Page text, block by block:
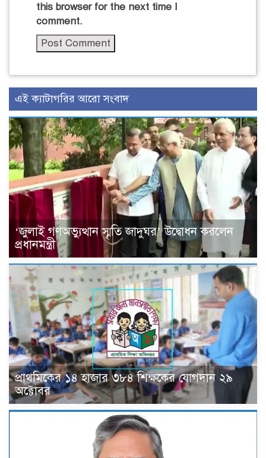
this browser for the next time I
comment.
এই ক্যাটাগরির আরো সংবাদ
‘জুলাই গণঅভ্যুত্থান স্মৃতি জাদুঘর’ উদ্বোধন করলেন
প্রধানমন্ত্রী
প্রাথমিকের ১৪ হাজার ৩৮৪ শিক্ষকের যোগদান ২৯
অক্টোবর